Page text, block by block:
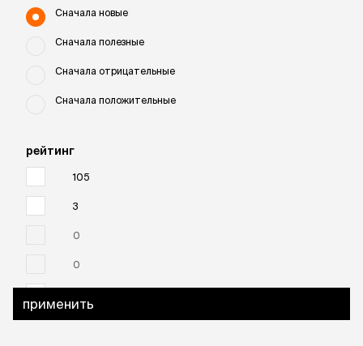
Сначала новые
Сначала полезные
Сначала отрицательные
Сначала положительные
рейтинг
105
3
0
0
применить